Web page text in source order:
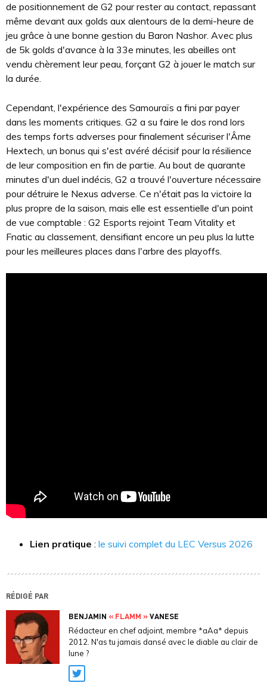
de positionnement de G2 pour rester au contact, repassant
même devant aux golds aux alentours de la demi-heure de
jeu grâce à une bonne gestion du Baron Nashor. Avec plus
de 5k golds d'avance à la 33e minutes, les abeilles ont
vendu chèrement leur peau, forçant G2 à jouer le match sur
la durée.
Cependant, l'expérience des Samouraïs a fini par payer
dans les moments critiques. G2 a su faire le dos rond lors
des temps forts adverses pour finalement sécuriser l'Âme
Hextech, un bonus qui s'est avéré décisif pour la résilience
de leur composition en fin de partie. Au bout de quarante
minutes d'un duel indécis, G2 a trouvé l'ouverture nécessaire
pour détruire le Nexus adverse. Ce n'était pas la victoire la
plus propre de la saison, mais elle est essentielle d'un point
de vue comptable : G2 Esports rejoint Team Vitality et
Fnatic au classement, densifiant encore un peu plus la lutte
pour les meilleures places dans l'arbre des playoffs.
Lien pratique : le suivi complet du LEC Versus 2026
RÉDIGÉ PAR
BENJAMIN « FLAMM »VANESE
Rédacteur en chef adjoint, membre *aAa* depuis
2012. N'as tu jamais dansé avec le diable au clair de
lune ?
Twitter